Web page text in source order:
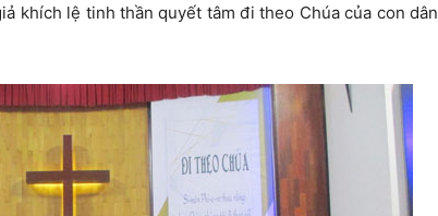
khích lệ tinh thần quyết tâm đi theo Chúa của con dân